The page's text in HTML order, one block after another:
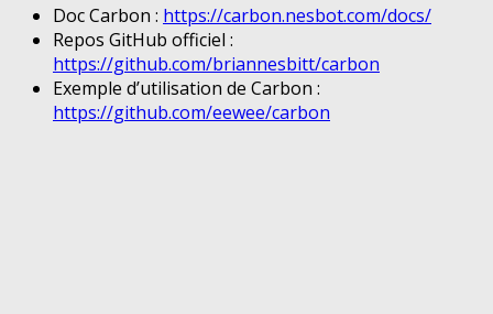
Doc Carbon : https://carbon.nesbot.com/docs/
Repos GitHub officiel :
https://github.com/briannesbitt/carbon
Exemple d’utilisation de Carbon :
https://github.com/eewee/carbon